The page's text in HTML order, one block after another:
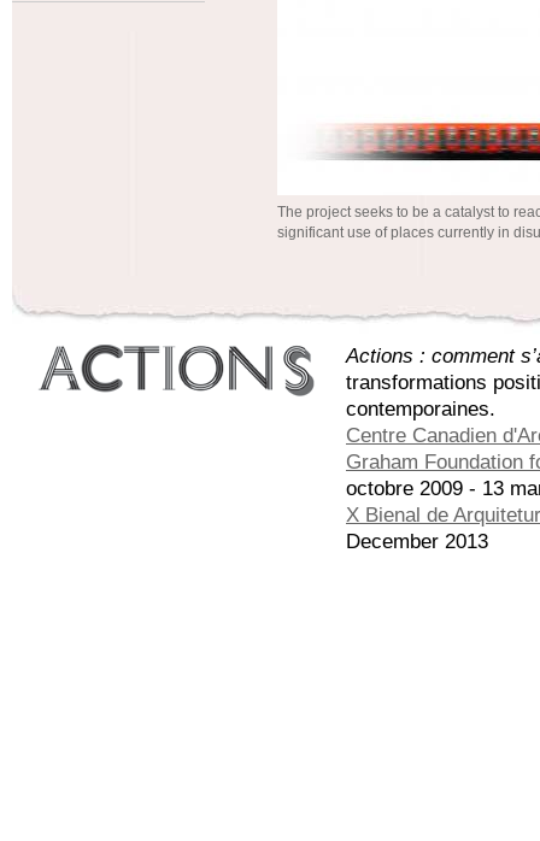
The project seeks to be a catalyst to
significant use of places currently in
Actions : comment
transformations
contemporaines.
Centre Canadien
Graham Foundation
octobre 2009 - 13
X Bienal de
December 2013